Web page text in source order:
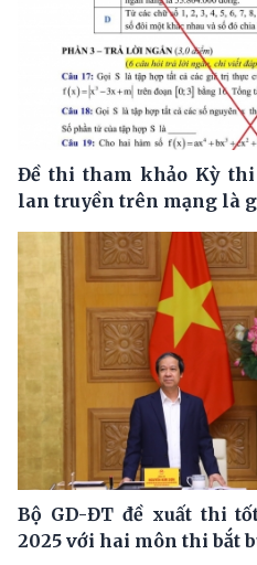
Đề thi tham khảo Kỳ
lan truyền trên mạng là
Bộ GD-ĐT đề xuất thi
2025 với hai môn thi bắt